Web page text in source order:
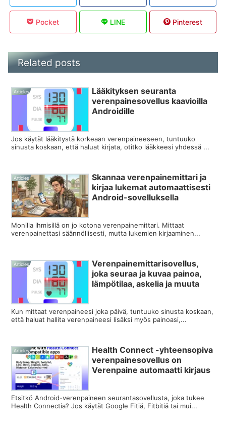
Pocket LINE Pinterest
Related posts
Articles
Lääkityksen seuranta
verenpainesovellus kaavioilla
Androidille
Jos käytät lääkitystä korkeaan verenpaineeseen, tuntuuko
sinusta koskaan, että haluat kirjata, otitko lääkkeesi yhdessä ...
Articles
Skannaa verenpainemittari ja
kirjaa lukemat automaattisesti
Android-sovelluksella
Monilla ihmisillä on jo kotona verenpainemittari. Mittaat
verenpainettasi säännöllisesti, mutta lukemien kirjaaminen...
Articles
Verenpainemittarisovellus,
joka seuraa ja kuvaa painoa,
lämpötilaa, askelia ja muuta
Kun mittaat verenpaineesi joka päivä, tuntuuko sinusta koskaan,
että haluat hallita verenpaineesi lisäksi myös painoasi,...
Articles
Health Connect -yhteensopiva
verenpainesovellus on
Verenpaine automaatti kirjaus
Etsitkö Android-verenpaineen seurantasovellusta, joka tukee
Health Connectia? Jos käytät Google Fitiä, Fitbitiä tai mui...